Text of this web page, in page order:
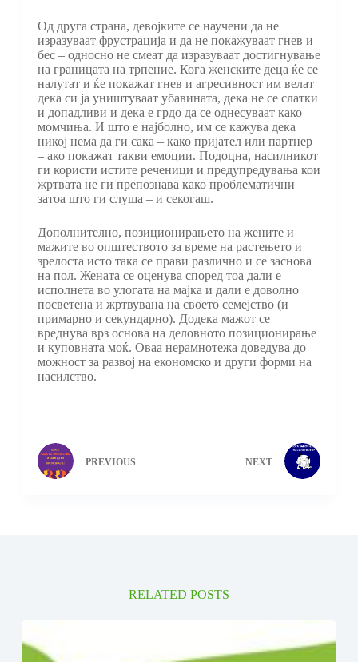
Од друга страна, девојките се научени да не
изразуваат фрустрација и да не покажуваат гнев и
бес – односно не смеат да изразуваат достигнување
на границата на трпение. Кога женските деца ќе се
налутат и ќе покажат гнев и агресивност им велат
дека си ја уништуваат убавината, дека не се слатки
и допадливи и дека е грдо да се однесуваат како
момчиња. И што е најболно, им се кажува дека
никој нема да ги сака – како пријател или партнер
– ако покажат такви емоции. Подоцна, насилникот
ги користи истите реченици и предупредувања кои
жртвата не ги препознава како проблематични
затоа што ги слуша – и секогаш.
Дополнително, позиционирањето на жените и
мажите во општеството за време на растењето и
зрелоста исто така се прави различно и се заснова
на пол. Жената се оценува според тоа дали е
исполнета во улогата на мајка и дали е доволно
посветена и жртвувана на своето семејство (и
примарно и секундарно). Додека мажот се
вреднува врз основа на деловното позиционирање
и куповната моќ. Оваа нерамнотежа доведува до
можност за развој на економско и други форми на
насилство.
PREVIOUS NEXT
RELATED POSTS